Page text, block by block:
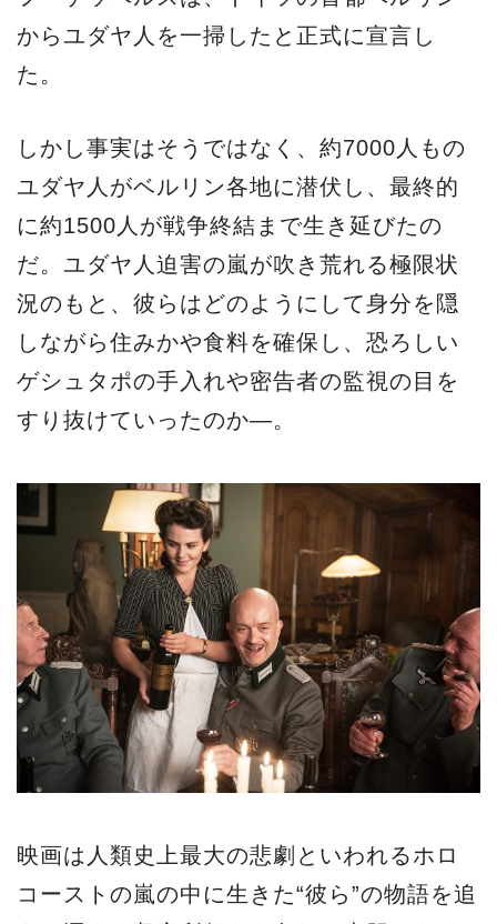
からユダヤ人を一掃したと正式に宣言し
た。
しかし事実はそうではなく、約7000人もの
ユダヤ人がベルリン各地に潜伏し、最終的
に約1500人が戦争終結まで生き延びたの
だ。ユダヤ人迫害の嵐が吹き荒れる極限状
況のもと、彼らはどのようにして身分を隠
しながら住みかや食料を確保し、恐ろしい
ゲシュタポの手入れや密告者の監視の目を
すり抜けていったのか―。
映画は人類史上最大の悲劇といわれるホロ
コーストの嵐の中に生きた“彼ら”の物語を追